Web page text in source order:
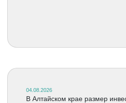
04.08.2026
В Алтайском крае размер